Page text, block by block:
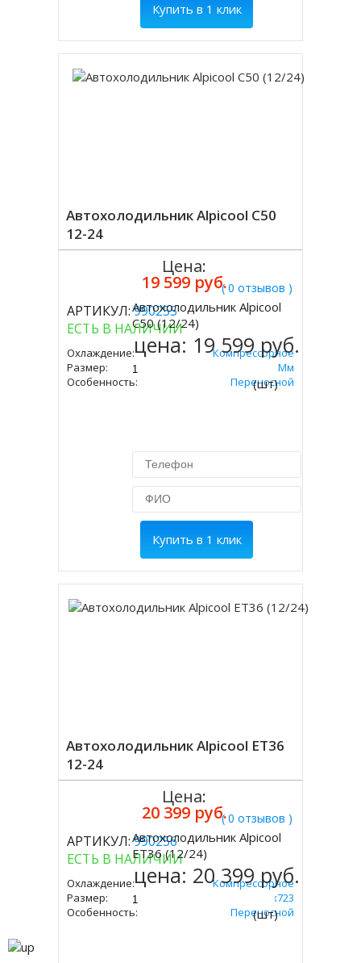
Купить в 1 клик
Автохолодильник Alpicool C50
12-24
( 0 отзывов )
АРТИКУЛ:990255
ЕСТЬ В НАЛИЧИИ
Охлаждение:
Компрессорное
Размер:
497х650х375 Мм
Особенность:
Переносной
Цена:
19 599 руб.
Купить
Автохолодильник Alpicool
C50 (12/24)
цена: 19 599 руб.
(шт)
Купить в 1 клик
Автохолодильник Alpicool ET36
12-24
( 0 отзывов )
АРТИКУЛ:990256
ЕСТЬ В НАЛИЧИИ
Охлаждение:
Компрессорное
Размер:
365х360х723
Особенность:
Переносной
Цена:
20 399 руб.
Купить
Автохолодильник Alpicool
ET36 (12/24)
цена: 20 399 руб.
(шт)